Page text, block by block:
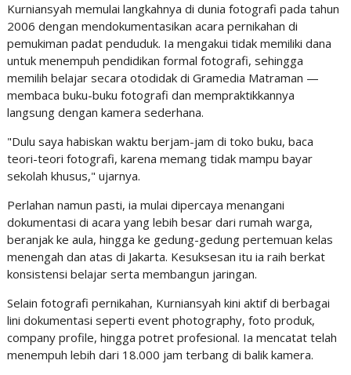
Kurniansyah memulai langkahnya di dunia fotografi pada tahun
2006 dengan mendokumentasikan acara pernikahan di
pemukiman padat penduduk. Ia mengakui tidak memiliki dana
untuk menempuh pendidikan formal fotografi, sehingga
memilih belajar secara otodidak di Gramedia Matraman —
membaca buku-buku fotografi dan mempraktikkannya
langsung dengan kamera sederhana.
"Dulu saya habiskan waktu berjam-jam di toko buku, baca
teori-teori fotografi, karena memang tidak mampu bayar
sekolah khusus," ujarnya.
Perlahan namun pasti, ia mulai dipercaya menangani
dokumentasi di acara yang lebih besar dari rumah warga,
beranjak ke aula, hingga ke gedung-gedung pertemuan kelas
menengah dan atas di Jakarta. Kesuksesan itu ia raih berkat
konsistensi belajar serta membangun jaringan.
Selain fotografi pernikahan, Kurniansyah kini aktif di berbagai
lini dokumentasi seperti event photography, foto produk,
company profile, hingga potret profesional. Ia mencatat telah
menempuh lebih dari 18.000 jam terbang di balik kamera.